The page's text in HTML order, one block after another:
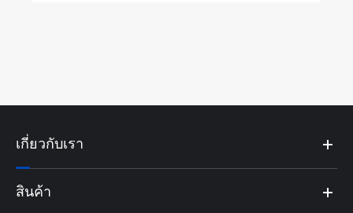
เกี่ยวกับเรา
สินค้า